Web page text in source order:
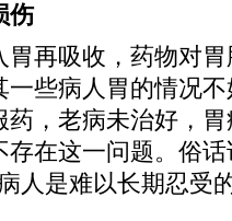
伤
再吸收，药物对胃
些病人胃的情况
，老病未治好，
在这一问题。俗
人是难以长期忍受